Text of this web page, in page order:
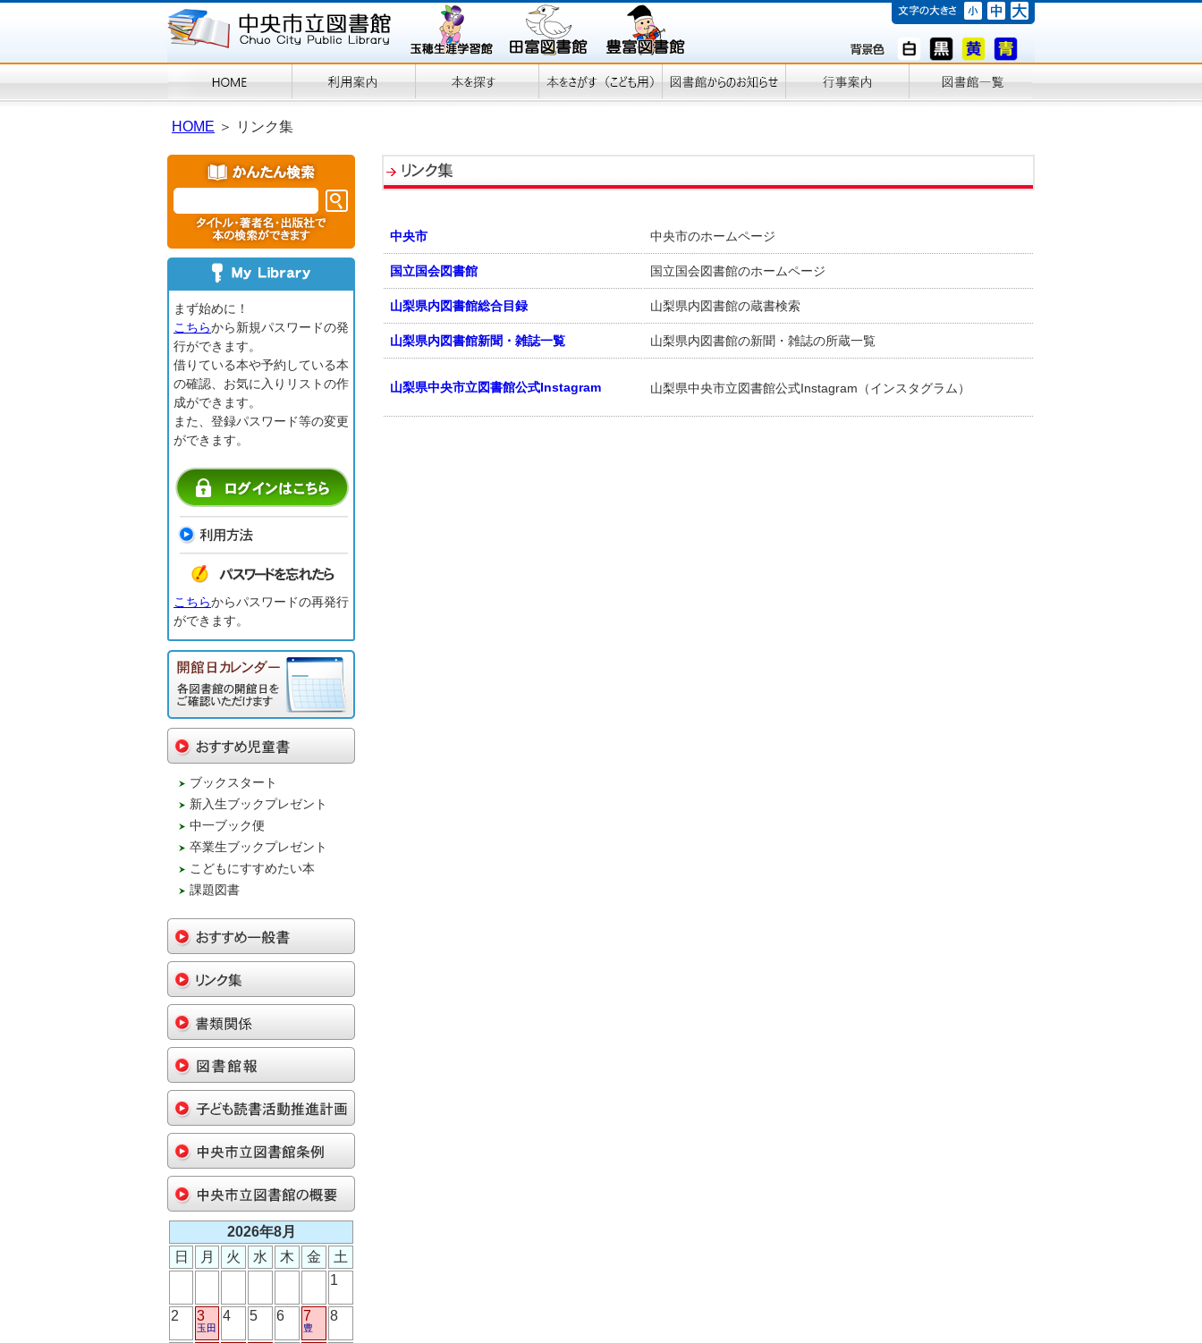
HOME ＞ リンク集
中央市 中央市のホームページ
国立国会図書館 国立国会図書館のホームページ
山梨県内図書館総合目録 山梨県内図書館の蔵書検索
山梨県内図書館新聞・雑誌一覧 山梨県内図書館の新聞・雑誌の所蔵一覧
山梨県中央市立図書館公式Instagram 山梨県中央市立図書館公式Instagram（インスタグラム）
まず始めに！
こちらから新規パスワードの発
行ができます。
借りている本や予約している本
の確認、お気に入りリストの作
成ができます。
また、登録パスワード等の変更
ができます。
こちらからパスワードの再発行
ができます。
ブックスタート
新入生ブックプレゼント
中一ブック便
卒業生ブックプレゼント
こどもにすすめたい本
課題図書
2026年8月
日
月 火 水 木 金
土
1
2 3
玉田
4 5 6 7
豊
8